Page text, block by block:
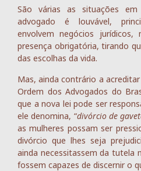
São várias as situações
advogado é louvável,
envolvem negócios
presença obrigatória, tirando
das escolhas da vida.
Mas, ainda contrário a
Ordem dos Advogados do
que a nova lei pode ser
ele denomina, “divórcio de
as mulheres possam ser
divórcio que lhes seja
ainda necessitassem da tutela
fossem capazes de discernir o